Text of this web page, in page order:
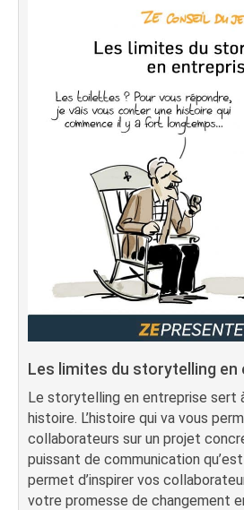
Les limites du storytelling en
Le storytelling en entreprise sert
histoire. L’histoire qui va vous
collaborateurs sur un projet
puissant de communication
permet d’inspirer vos
votre promesse de changement